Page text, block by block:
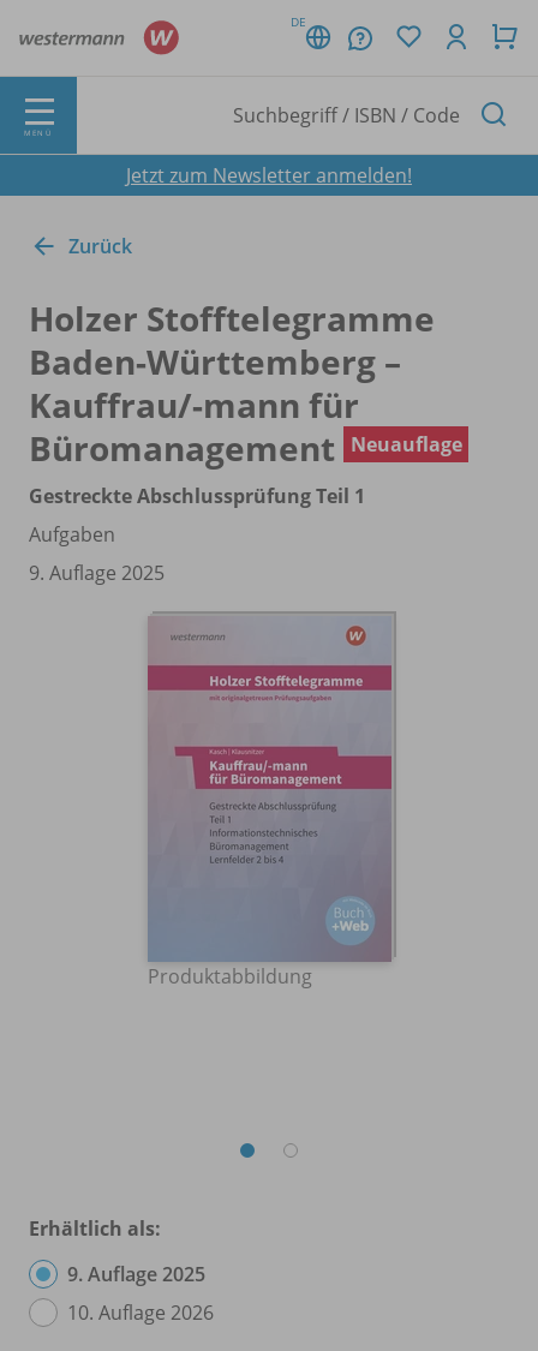
DE
MENÜ
Jetzt zum Newsletter anmelden!
Zurück
Holzer Stofftelegramme
Baden-Württemberg –
Kauffrau/-mann für
Büromanagement
Neuauflage
Gestreckte Abschlussprüfung Teil 1
Aufgaben
9. Auflage 2025
Produktabbildung
Erhältlich als:
9. Auflage 2025
10. Auflage 2026